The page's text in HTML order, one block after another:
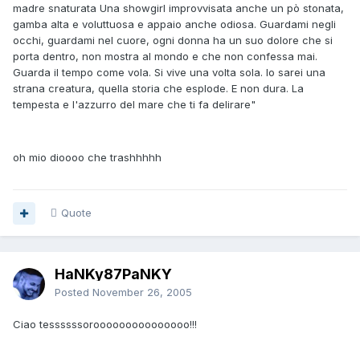
madre snaturata Una showgirl improvvisata anche un pò stonata,
gamba alta e voluttuosa e appaio anche odiosa. Guardami negli
occhi, guardami nel cuore, ogni donna ha un suo dolore che si
porta dentro, non mostra al mondo e che non confessa mai.
Guarda il tempo come vola. Si vive una volta sola. Io sarei una
strana creatura, quella storia che esplode. E non dura. La
tempesta e l'azzurro del mare che ti fa delirare"
oh mio dioooo che trashhhhh
Quote
HaNKy87PaNKY
Posted November 26, 2005
Ciao tessssssorooooooooooooooo!!!